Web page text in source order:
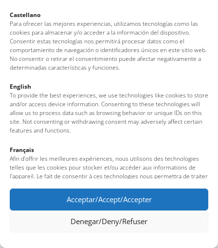
Castellano
Para ofrecer las mejores experiencias, utilizamos tecnologías como las
cookies para almacenar y/o acceder a la información del dispositivo.
Consentir estas tecnologías nos permitirá procesar datos como el
comportamiento de navegación o identificadores únicos en este sitio web.
No consentir o retirar el consentimiento puede afectar negativamente a
determinadas características y funciones.
English
To provide the best experiences, we use technologies like cookies to store
and/or access device information. Consenting to these technologies will
allow us to process data such as browsing behavior or unique IDs on this
site. Not consenting or withdrawing consent may adversely affect certain
features and functions.
Français
Afin d’offrir les meilleures expériences, nous utilisons des technologies
telles que les cookies pour stocker et/ou accéder aux informations de
l’appareil. Le fait de consentir à ces technologies nous permettra de traiter
uniques sur ce site. Le fait de ne pas consentir ou de retirer son
consentement peut avoir un effet négatif sur certaines fonctionnalités et
caractéristiques du site.
Acceptar/Accept/Accepter
Denegar/Deny/Refuser
Av. del Pelegrí, 25 – Edificio La Nau · 17320 – Tossa de Mar
(Girona – Costa Brava)
Tel: + 00 34 972 340 108 · Mail: info@visittossa.com
Nota legal·Política de cookies ·Protección de datos